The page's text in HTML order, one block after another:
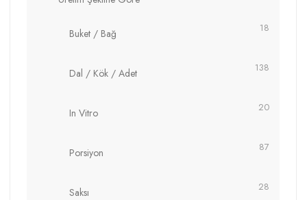
Buket / Bağ 18
Dal / Kök / Adet 138
In Vitro 20
Porsiyon 87
Saksı 28